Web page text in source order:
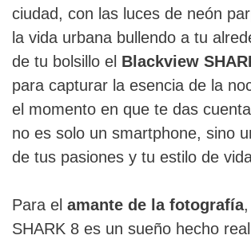
ciudad, con las luces de neón
la vida urbana bullendo a tu
de tu bolsillo el Blackview
para capturar la esencia de la
el momento en que te das
no es solo un smartphone, sino
de tus pasiones y tu estilo de
Para el amante de la fotografía
SHARK 8 es un sueño hecho